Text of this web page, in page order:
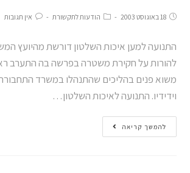
18 באוגוסט 2003 הודעות לתקשורת אין תגובות
התנועה למען איכות השלטון דורשת מהיועץ
להורות על חקירת משטרה בפרשה בה התערב
משוא פנים בהליכים שהתנהלו במשרד התחבורה
וידידיו. התנועה לאיכות השלטון…
להמשך קריאה